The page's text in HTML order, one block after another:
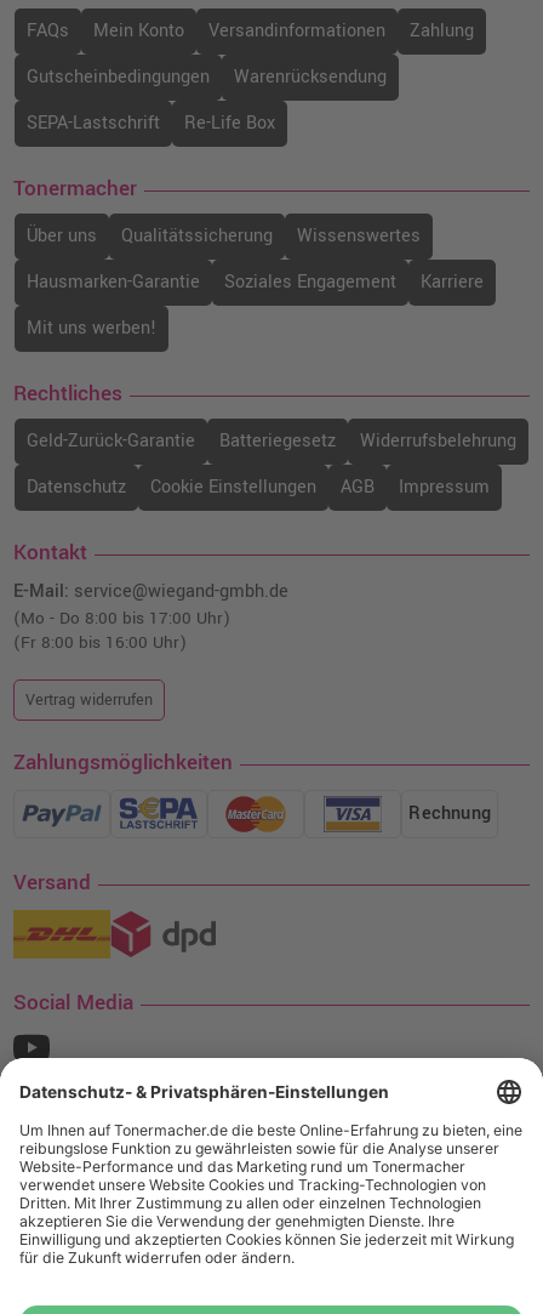
FAQs Mein Konto Versandinformationen
Zahlung
Gutscheinbedingungen
Warenrücksendung
SEPA-Lastschrift
Re-Life Box
Tonermacher
Über uns Qualitätssicherung
Wissenswertes
Hausmarken-Garantie
Soziales Engagement
Karriere
Mit uns werben!
Rechtliches
Geld-Zurück-Garantie Batteriegesetz
Widerrufsbelehrung
Datenschutz
Cookie Einstellungen AGB Impressum
Kontakt
E-Mail: service@wiegand-gmbh.de
(Mo - Do 8:00 bis 17:00 Uhr)
(Fr 8:00 bis 16:00 Uhr)
Vertrag widerrufen
Zahlungsmöglichkeiten
Rechnung
Versand
Social Media
¹ Nur gültig für den Versand innerhalb Deutschlands. Befindet sich ein Warenwert
von mindestens 35€ (inkl. Mwst.) an Ampertec Artikeln in Ihrem Warenkorb, ist der
Versand für Sie kostenfrei.